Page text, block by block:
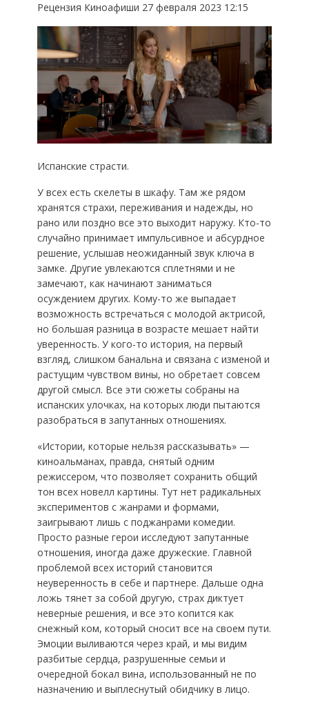
Рецензия Киноафиши 27 февраля 2023 12:15
Испанские страсти.
У всех есть скелеты в шкафу. Там же рядом
хранятся страхи, переживания и надежды, но
рано или поздно все это выходит наружу. Кто-то
случайно принимает импульсивное и абсурдное
решение, услышав неожиданный звук ключа в
замке. Другие увлекаются сплетнями и не
замечают, как начинают заниматься
осуждением других. Кому-то же выпадает
возможность встречаться с молодой актрисой,
но большая разница в возрасте мешает найти
уверенность. У кого-то история, на первый
взгляд, слишком банальна и связана с изменой и
растущим чувством вины, но обретает совсем
другой смысл. Все эти сюжеты собраны на
испанских улочках, на которых люди пытаются
разобраться в запутанных отношениях.
«Истории, которые нельзя рассказывать» —
киноальманах, правда, снятый одним
режиссером, что позволяет сохранить общий
тон всех новелл картины. Тут нет радикальных
экспериментов с жанрами и формами,
заигрывают лишь с поджанрами комедии.
Просто разные герои исследуют запутанные
отношения, иногда даже дружеские. Главной
проблемой всех историй становится
неуверенность в себе и партнере. Дальше одна
ложь тянет за собой другую, страх диктует
неверные решения, и все это копится как
снежный ком, который сносит все на своем пути.
Эмоции выливаются через край, и мы видим
разбитые сердца, разрушенные семьи и
очередной бокал вина, использованный не по
назначению и выплеснутый обидчику в лицо.